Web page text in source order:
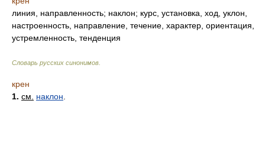
линия, направленность; наклон; курс, установка, ход, уклон,
настроенность, направление, течение, характер, ориентация,
устремленность, тенденция
Словарь русских синонимов
крен
1. см. наклон